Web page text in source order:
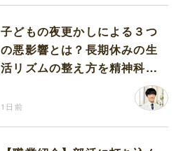
子どもの夜更かしによる３つ
の悪影響とは？長期休みの生
活リズムの整え方を精神科医
1日前